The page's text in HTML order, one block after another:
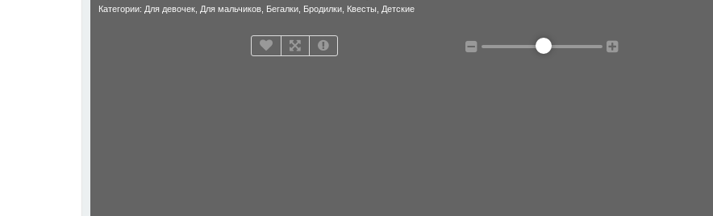
Категории: Для девочек Для мальчиков Бегалки Бродилки Квесты Детские